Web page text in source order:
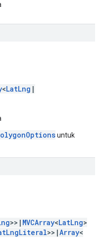
<LatLng |
untuk
>>| MVCArray<LatLng>
>>|Array<